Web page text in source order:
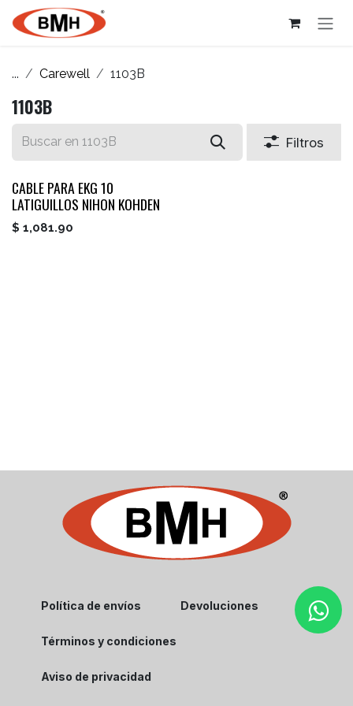
Ir al contenido
... Carewell 1103B
1103B
Filtros
CABLE PARA EKG 10
LATIGUILLOS NIHON KOHDEN
$ 1,081.90
Política de envíos Devoluciones
Términos y condiciones
Aviso de privacidad